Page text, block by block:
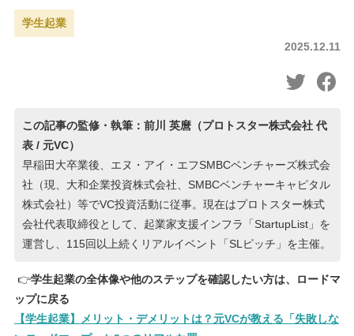
学生起業
2025.12.11
この記事の監修・執筆：前川 英麿（プロトスター株式会社 代
表 / 元VC）
早稲田大卒業後、エヌ・アイ・エフSMBCベンチャーズ株式会
社（現、大和企業投資株式会社、SMBCベンチャーキャピタル
株式会社）等でVC投資活動に従事。現在はプロトスター株式
会社代表取締役として、起業家支援インフラ「StartupList」を
運営し、115回以上続くリアルイベント「SLピッチ」を主催。
👉学生起業の全体像や他のステップを確認したい方は、ロードマ
ップに戻る
【学生起業】メリット・デメリットは？元VCが教える「失敗しな